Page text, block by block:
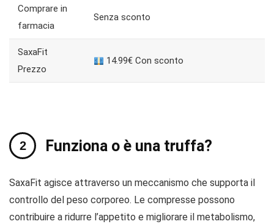
Comprare in
farmacia
Senza sconto
SaxaFit
Prezzo
14.99€ Con sconto
Funziona o è una truffa?
SaxaFit agisce attraverso un meccanismo che supporta il
controllo del peso corporeo. Le compresse possono
contribuire a ridurre l’appetito e migliorare il metabolismo,